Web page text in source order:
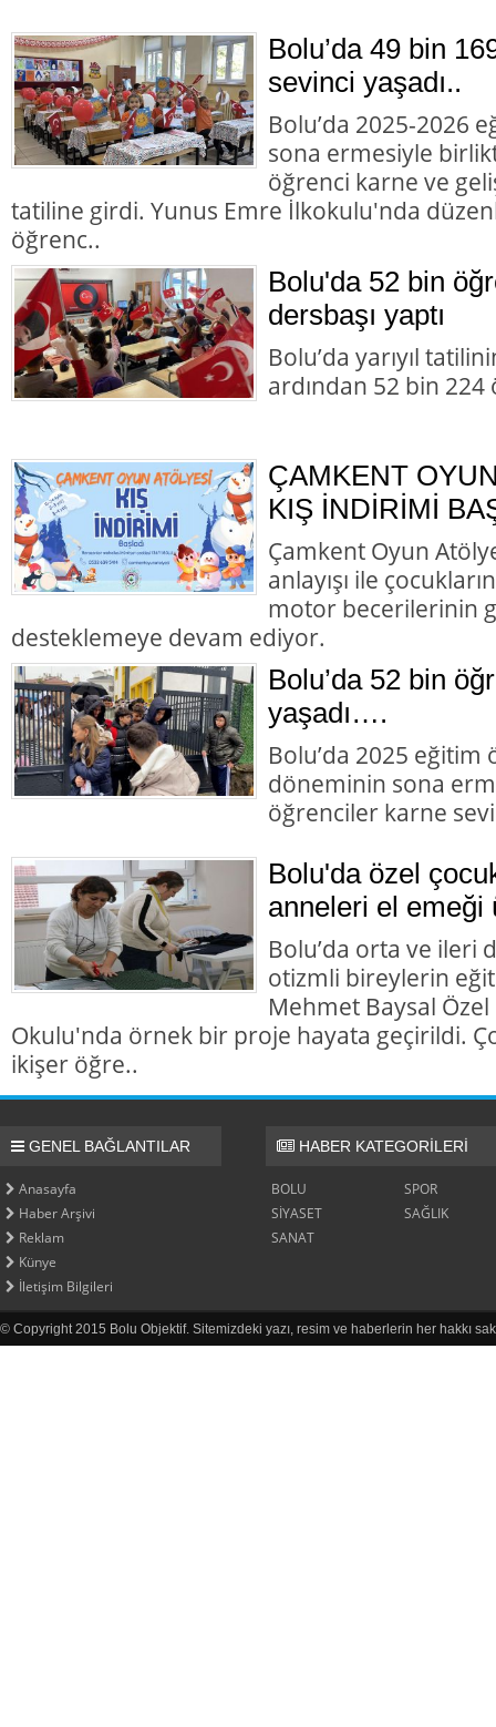
Bolu’da 49 bin
sevinci yaşadı..
Bolu’da 2025-2026
sona ermesiyle
öğrenci karne ve
tatiline girdi. Yunus Emre İlkokulu'nda
öğrenc..
Bolu'da 52 bin
dersbaşı yaptı
Bolu’da yarıyıl
ardından 52 bin 224
ÇAMKENT
KIŞ İNDİRİMİ
Çamkent Oyun
anlayışı ile
motor becerilerinin
desteklemeye devam ediyor.
Bolu’da 52 bin
yaşadı….
Bolu’da 2025 eğitim
döneminin sona
öğrenciler karne
Bolu'da özel
anneleri el emeği
Bolu’da orta ve ileri
otizmli bireylerin
Mehmet Baysal
Okulu'nda örnek bir proje hayata geçirildi.
ikişer öğre..
GENEL BAĞLANTILAR
Anasayfa
Haber Arşivi
Reklam
Künye
İletişim Bilgileri
HABER KATEGORİLERİ
BOLU
SPOR
SİYASET
SAĞLIK
SANAT
© Copyright 2015 Bolu Objektif. Sitemizdeki yazı, resim ve haberlerin her hakkı